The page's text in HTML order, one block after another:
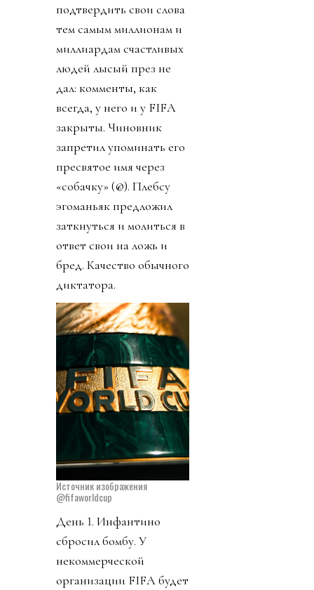
подтвердить свои слова
тем самым миллионам и
миллиардам счастливых
людей лысый през не
дал: комменты, как
всегда, у него и у FIFA
закрыты. Чиновник
запретил упоминать его
пресвятое имя через
«собачку» (@). Плебсу
эгоманьяк предложил
заткнуться и молиться в
ответ свои на ложь и
бред. Качество обычного
диктатора.
Источник изображения
@fifaworldcup
День 1. Инфантино
сбросил бомбу. У
некоммерческой
организации FIFA будет